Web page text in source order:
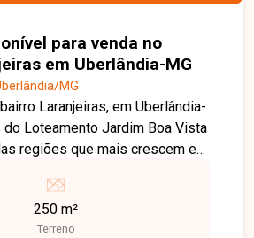
para venda no
em Uberlândia-MG
MG
Laranjeiras, em Uberlândia-
do Loteamento Jardim Boa Vista
regiões que mais crescem e
avenidas e excelente
empreendimento oferece
de vida e grande potencial
250 m²
Terreno